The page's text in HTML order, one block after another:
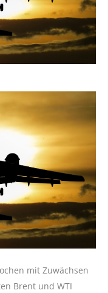
mit Zuwächsen
Brent und WTI